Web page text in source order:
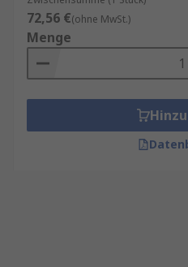
keine Emissionen,
Nebenprodukte
Sie wollen mehr
weitere Informationen?
Bitte checken Sie auch die
72,56 €(ohne MwSt.)
Menge